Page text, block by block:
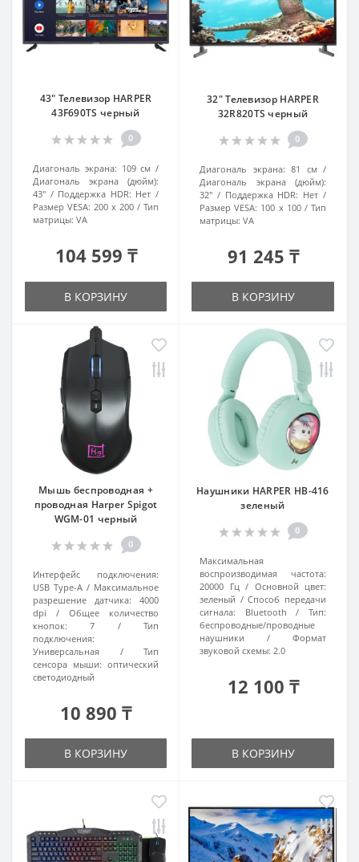
43" Телевизор HARPER
43F690TS черный
0
Диагональ экрана: 109 см
Диагональ экрана (дюйм):
43"
Поддержка HDR: Нет
Размер VESA: 200 x 200
Тип
матрицы: VA
104 599 ₸
В КОРЗИНУ
32" Телевизор HARPER
32R820TS черный
0
Диагональ экрана: 81 см
Диагональ экрана (дюйм):
32"
Поддержка HDR: Нет
Размер VESA: 100 x 100
Тип
матрицы: VA
91 245 ₸
В КОРЗИНУ
Мышь беспроводная +
проводная Harper Spigot
WGM-01 черный
0
Интерфейс подключения:
USB Type-A
Максимальное
разрешение датчика:
4000
dpi
Общее количество
кнопок:
7
Тип
подключения:
Универсальная
Тип
сенсора мыши: оптический
светодиодный
10 890 ₸
В КОРЗИНУ
Наушники HARPER HB-416
зеленый
0
Максимальная
воспроизводимая частота:
20000 Гц
Основной цвет:
зеленый
Способ передачи
сигнала:
Bluetooth
Тип:
беспроводные/проводные
наушники
Формат
звуковой схемы: 2.0
12 100 ₸
В КОРЗИНУ